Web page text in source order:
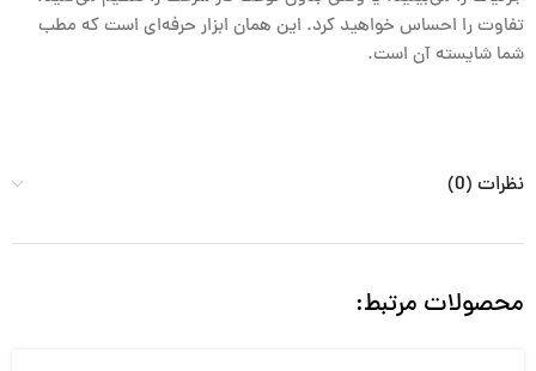
تفاوت را احساس خواهید کرد. این همان ابزار حرفه‌ای است که مطب
شما شایسته آن است.
نظرات (0)
محصولات مرتبط: